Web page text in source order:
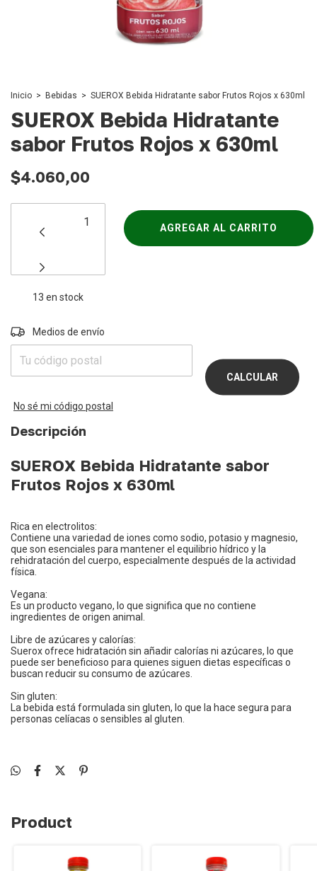
Inicio > Bebidas > SUEROX Bebida Hidratante sabor Frutos Rojos x 630ml
SUEROX Bebida Hidratante
sabor Frutos Rojos x 630ml
$4.060,00
13 en stock
Entregas para el CP:
Medios de envío
CALCULAR
No sé mi código postal
Descripción
SUEROX Bebida Hidratante sabor
Frutos Rojos x 630ml
Rica en electrolitos:
Contiene una variedad de iones como sodio, potasio y magnesio,
que son esenciales para mantener el equilibrio hídrico y la
rehidratación del cuerpo, especialmente después de la actividad
física.
Vegana:
Es un producto vegano, lo que significa que no contiene
ingredientes de origen animal.
Libre de azúcares y calorías:
Suerox ofrece hidratación sin añadir calorías ni azúcares, lo que
puede ser beneficioso para quienes siguen dietas específicas o
buscan reducir su consumo de azúcares.
Sin gluten:
La bebida está formulada sin gluten, lo que la hace segura para
personas celíacas o sensibles al gluten.
Product